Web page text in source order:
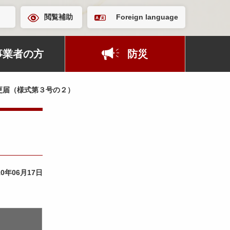
閲覧補助 Foreign language
業者の方 防災
（様式第３号の２）
年06月17日